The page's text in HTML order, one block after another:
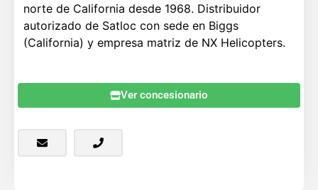
norte de California desde 1968. Distribuidor
autorizado de Satloc con sede en Biggs
(California) y empresa matriz de NX Helicopters.
Ver concesionario